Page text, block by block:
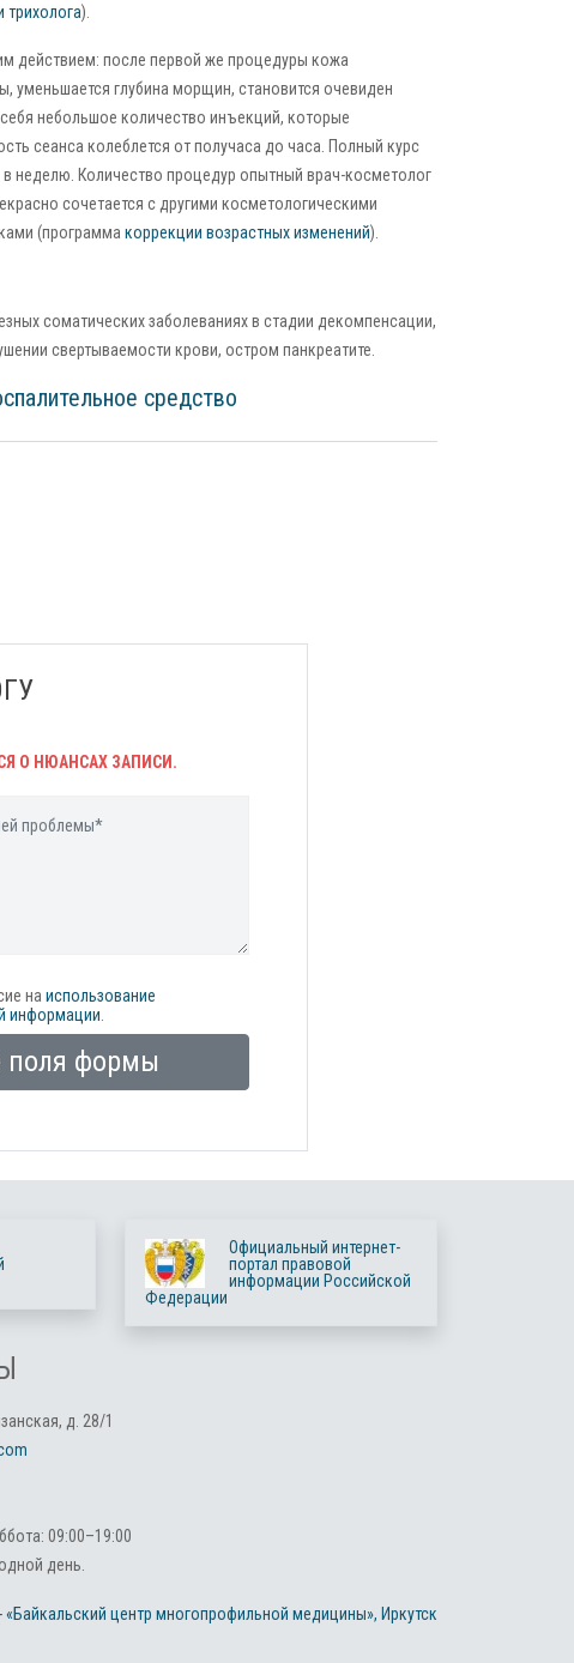
трихолога).
действием: после первой же процедуры кожа
уменьшается глубина морщин, становится очевиден
небольшое количество инъекций, которые
сеанса колеблется от получаса до часа. Полный курс
неделю. Количество процедур опытный врач-косметолог
сочетается с другими косметологическими
(программа коррекции возрастных изменений).
соматических заболеваниях в стадии декомпенсации,
свертываемости крови, остром панкреатите.
средство
О НЮАНСАХ ЗАПИСИ.
на использование
информации
поля формы
Официальный интернет-
портал правовой
информации Российской
Федерации
д. 28/1
09:00–19:00
день.